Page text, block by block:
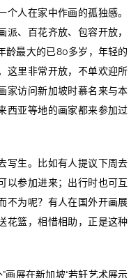
人在家中作画的孤独感。
、百花齐放、包容开放，
龄最大的已80多岁，年轻的
这里非常开放，不单欢迎所
家访问新加坡时慕名来与本
西亚等地的画家都来参加过
写生。比如有人提议下周去
以参加进来；出行时也可互
不为呢？有人在国外开画展
花篮，相惜相助，正是这种
画展在新加坡“若轩艺术展示